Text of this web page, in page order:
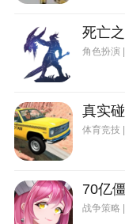
死亡
角色扮演
真实
体育竞技
70亿
战争策略